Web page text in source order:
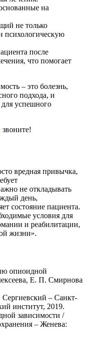
на
не только
психологическую
после
что помогает
– это болезнь,
подхода, и
успешного
звоните!
вредная привычка,
не откладывать
день,
состояние пациента.
условия для
и реабилитации,
жизни».
опиоидной
Е. П. Смирнова
– Санкт-
институт, 2019.
зависимости /
– Женева: